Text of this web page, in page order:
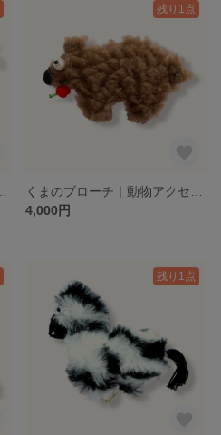
残り1点
4,000円
残り1点